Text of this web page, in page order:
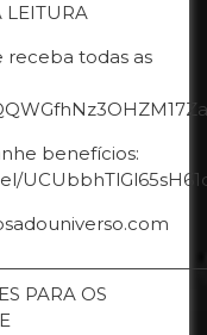
LEITURA
receba todas as
benefícios:
PARA OS